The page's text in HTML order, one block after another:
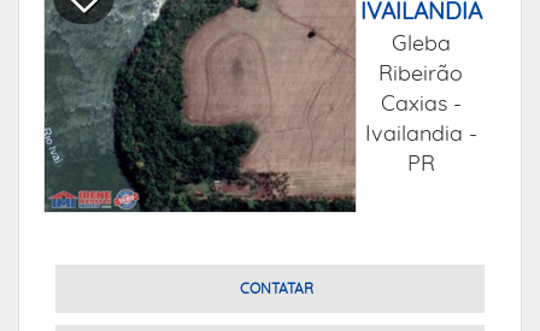
IVAILANDIA
Gleba
Ribeirão
Caxias -
Ivailandia -
PR
CONTATAR